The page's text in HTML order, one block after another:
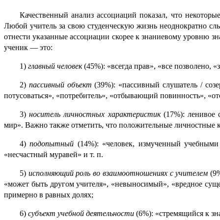
Качественный анализ ассоциаций показал, что
Любой учитель за свою студенческую жизнь неоднократно
отнести указанные ассоциации скорее к знаниевому
ученик — это:
1) главный человек(45%): «всегда прав», «все позво­ле­но,
2) пассивный объект (39%): «пассивный слушатель /
потусо­вать­ся», «потреби­тель», «отбыва­ю­щий повин­ность»,
3)носитель личностных характеристик(17%): ленивое
мир». Важно также отме­тить, что положи­тель­ные личностные
4)подопытный (14%): «человек, измученный
«несчастный муравей» и т. п.
5) исполняющий роль во взаимоотношениях с учителем
«может быть другом учителя», «невыно­с­имый», «вредное
примерно в равных долях;
6) субъект учебной деятельности (6%): «стремящийся к